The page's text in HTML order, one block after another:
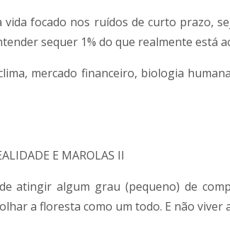
vida focado nos ruídos de curto prazo,
sequer 1% do que realmente está
mercado financeiro, biologia
E MAROLAS II
atingir algum grau (pequeno) de
a floresta como um todo. E não viver